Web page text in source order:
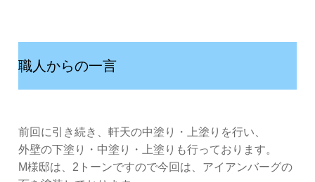
職人からの一言
前回に引き続き、軒天の中塗り・上塗りを行い、
外壁の下塗り・中塗り・上塗りも行っております。
M様邸は、2トーンですので今回は、アイアンバーグの